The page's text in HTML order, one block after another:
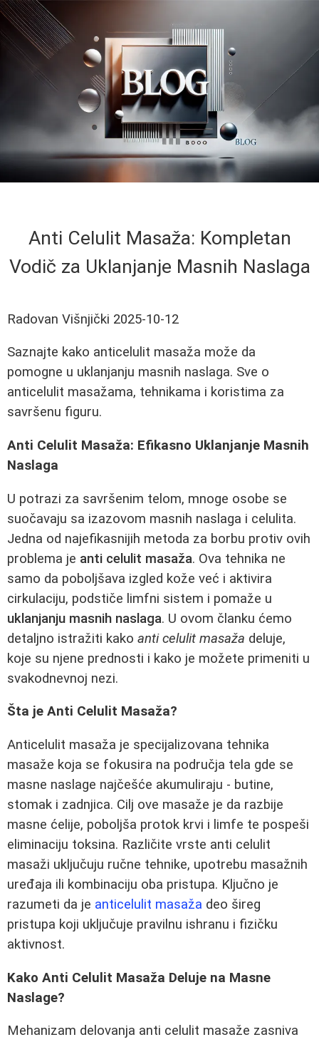
Anti Celulit Masaža: Kompletan
Vodič za Uklanjanje Masnih Naslaga
Radovan Višnjički 2025-10-12
Saznajte kako anticelulit masaža može da
pomogne u uklanjanju masnih naslaga. Sve o
anticelulit masažama, tehnikama i koristima za
savršenu figuru.
Anti Celulit Masaža: Efikasno Uklanjanje Masnih
Naslaga
U potrazi za savršenim telom, mnoge osobe se
suočavaju sa izazovom masnih naslaga i celulita.
Jedna od najefikasnijih metoda za borbu protiv ovih
problema je anti celulit masaža. Ova tehnika ne
samo da poboljšava izgled kože već i aktivira
cirkulaciju, podstiče limfni sistem i pomaže u
uklanjanju masnih naslaga. U ovom članku ćemo
detaljno istražiti kako anti celulit masaža deluje,
koje su njene prednosti i kako je možete primeniti u
svakodnevnoj nezi.
Šta je Anti Celulit Masaža?
Anticelulit masaža je specijalizovana tehnika
masaže koja se fokusira na područja tela gde se
masne naslage najčešće akumuliraju - butine,
stomak i zadnjica. Cilj ove masaže je da razbije
masne ćelije, poboljša protok krvi i limfe te pospeši
eliminaciju toksina. Različite vrste anti celulit
masaži uključuju ručne tehnike, upotrebu masažnih
uređaja ili kombinaciju oba pristupa. Ključno je
razumeti da je anticelulit masaža deo šireg
pristupa koji uključuje pravilnu ishranu i fizičku
aktivnost.
Kako Anti Celulit Masaža Deluje na Masne
Naslage?
Mehanizam delovanja anti celulit masaže zasniva